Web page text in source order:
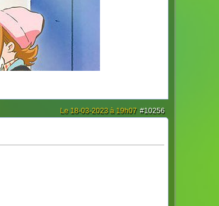
#10256
Le 18-03-2023 à 19h07